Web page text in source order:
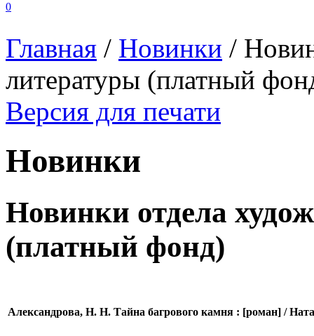
0
Главная / Новинки /
литературы (платный
Версия для печати
Новинки
Новинки отдела
(платный фонд)
Александрова, Н. Н. Тайна багрового камня : [роман] /